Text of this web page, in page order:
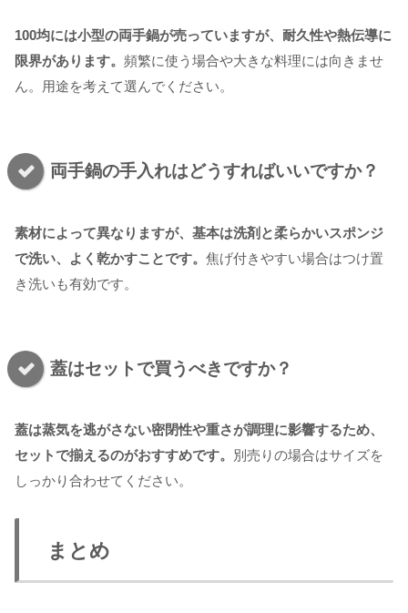
100均には小型の両手鍋が売っていますが、耐久性や熱伝導に
限界があります。 頻繁に使う場合や大きな料理には向きませ
ん。用途を考えて選んでください。
両手鍋の手入れはどうすればいいですか？
素材によって異なりますが、基本は洗剤と柔らかいスポンジ
で洗い、よく乾かすことです。 焦げ付きやすい場合はつけ置
き洗いも有効です。
蓋はセットで買うべきですか？
蓋は蒸気を逃がさない密閉性や重さが調理に影響するため、
セットで揃えるのがおすすめです。 別売りの場合はサイズを
しっかり合わせてください。
まとめ